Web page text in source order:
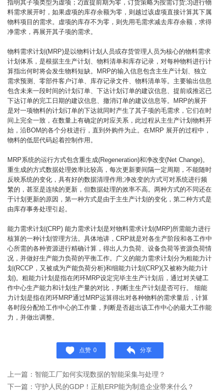
指明其子项类型为虚项；2)置提前期为零，订货策略为按需订货;3)进行物
料需求展开时，如果虚项的库存余额为零，则越过该虚项直接计算其下属
物料项目的需求。虚项的库存不为零，则先用毛需求减去库存余额，求得
净需求，再展开其子项的需求。
物料需求计划(MRP)是以物料计划人员或存货管理人员为核心的物料需求
计划体系，是根据主生产计划、物料清单和库存记录，对每种物料进行计
算指出何时将会发生物料短缺。MRP的输入信息包含主生产计划、独立
需求预测、零部件客户订单、库存记录文件、物料清单等。主要输出信息
包含未来一段时间的计划订单、下达计划订单的建议信息、提前或推迟已
下达订单的完工日期的建议信息、撤消订单的建议信息等。MRP的展开
是对一项物料的计划订单的下达就同时产生了其子项的毛需求，它们在时
间上完全一致，在数量上有确定的对应关系，此过程从主生产计划物料开
始，沿BOM的各个分枝进行，直到外购件为止。在MRP 展开的过程中，
物料的低层代码起着控制作用。
MRP系统的运行方式包含重生成(Regeneration)和净改变(Net Change)。
重生成的方式数据处理效率比较高，每次更新要间隔一定周期，不能随时
反映系统的变化，具有好的数据清理作用;净改变的方式可对系统进行频
繁的，甚至是连续的更新，但数据处理的效率不高。两种方式的不同还在
于计划更新的原因，第一种方式是由于主生产计划的变化，第二种方式是
由库存事务处理引起。
能力需求计划(CRP) 能力需求计划是对物料需求计划(MRP)所需能力进行
核算的一种计划管理方法。具体地讲，CRP就是对各生产阶段和各工作中
心所需的各种资源进行精确计算，得出人力负荷、设备负荷等资源负荷情
况，并做好生产能力负荷的平衡工作。广义的能力需求计划分为粗能力计
划(RCCP，又被成为产能负荷分析)和细能力计划(CRP)(又被称为能力计
划)。粗能力计划是指在闭环MRP设定完毕主生产计划后，通过对关键工
作中心生产能力和计划生产量的对比，判断主生产计划是否可行。 细能
力计划是指在闭环MRP通过MRP运算得出对各种物料的需求量后，计算
各时段分配给工作中心的工作量，判断是否超出该工作中心的最大工作能
力，并做出调整。
点赞 0 分享
上一篇：智能工厂如何实现数据的智能采集与处理？
下一篇：守护人民的GDP！正航ERP能为制造企业带来什么？